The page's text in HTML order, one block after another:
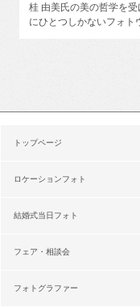
桂 由美氏の美の哲学を
にひとつしかないフォト
トップページ
ロケーションフォト
結婚式当日フォト
フェア・相談会
フォトグラファー